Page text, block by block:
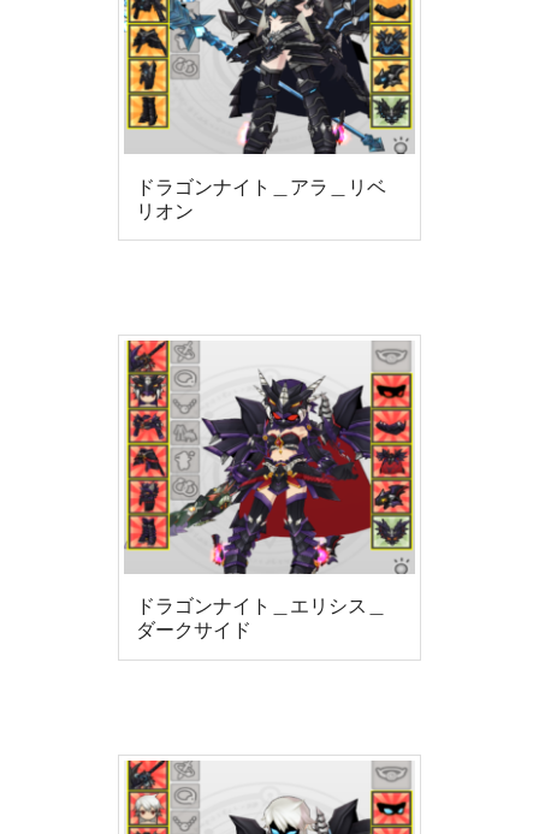
ドラゴンナイト＿アラ＿リベ
リオン
ドラゴンナイト＿エリシス＿
ダークサイド